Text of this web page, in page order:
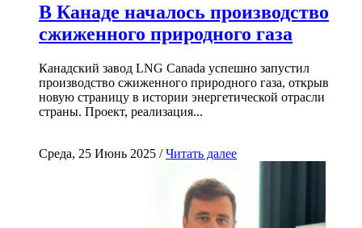
В Канаде началось производство
сжиженного природного газа
Канадский завод LNG Canada успешно запустил
производство сжиженного природного газа, открыв
новую страницу в истории энергетической отрасли
страны. Проект, реализация...
Среда, 25 Июнь 2025 /Читать далее